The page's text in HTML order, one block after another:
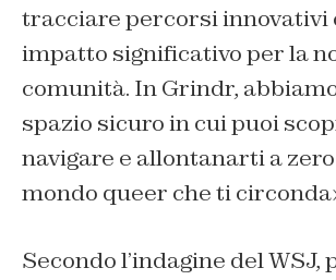
tracciare percorsi innovativi
impatto significativo per la
comunità. In Grindr,
spazio sicuro in cui puoi
navigare e allontanarti a
mondo queer che ti
Secondo l’indagine del WSJ,